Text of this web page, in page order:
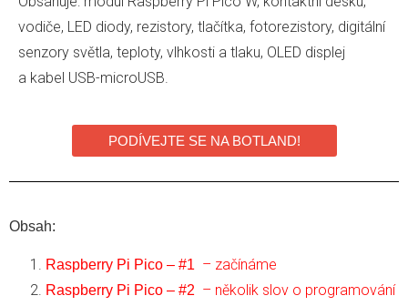
vodiče, LED diody, rezistory, tlačítka, fotorezistory, digitální
senzory světla, teploty, vlhkosti a tlaku, OLED displej
a kabel USB-microUSB.
PODÍVEJTE SE NA BOTLAND!
Obsah:
Raspberry Pi Pico – #1 – začínáme
Raspberry Pi Pico – #2 – několik slov o programování